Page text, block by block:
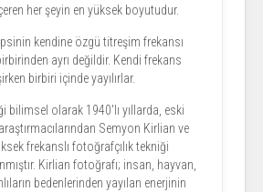
her şeyin en yüksek boyutudur.
kendine özgü titreşim frekansı
ayrı değildir. Kendi frekans
birbiri içinde yayılırlar.
bilimsel olarak 1940'lı yıllarda, eski
Semyon Kirlian ve
frekanslı fotoğrafçılık tekniği
Kirlian fotoğrafı; insan, hayvan,
bedenlerinden yayılan enerjinin